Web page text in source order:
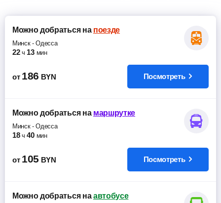
Можно добратьсяна поезде
Минск-Одесса
22 ч 13 мин
от 186 BYN Посмотреть
Можно добратьсяна маршрутке
Минск-Одесса
18 ч 40 мин
от 105 BYN Посмотреть
Можно добратьсяна автобусе